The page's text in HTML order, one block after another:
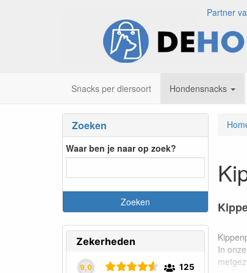
Partner
Snacks per diersoort Hondensnacks
Zoeken
Waar ben je naar op zoek?
In